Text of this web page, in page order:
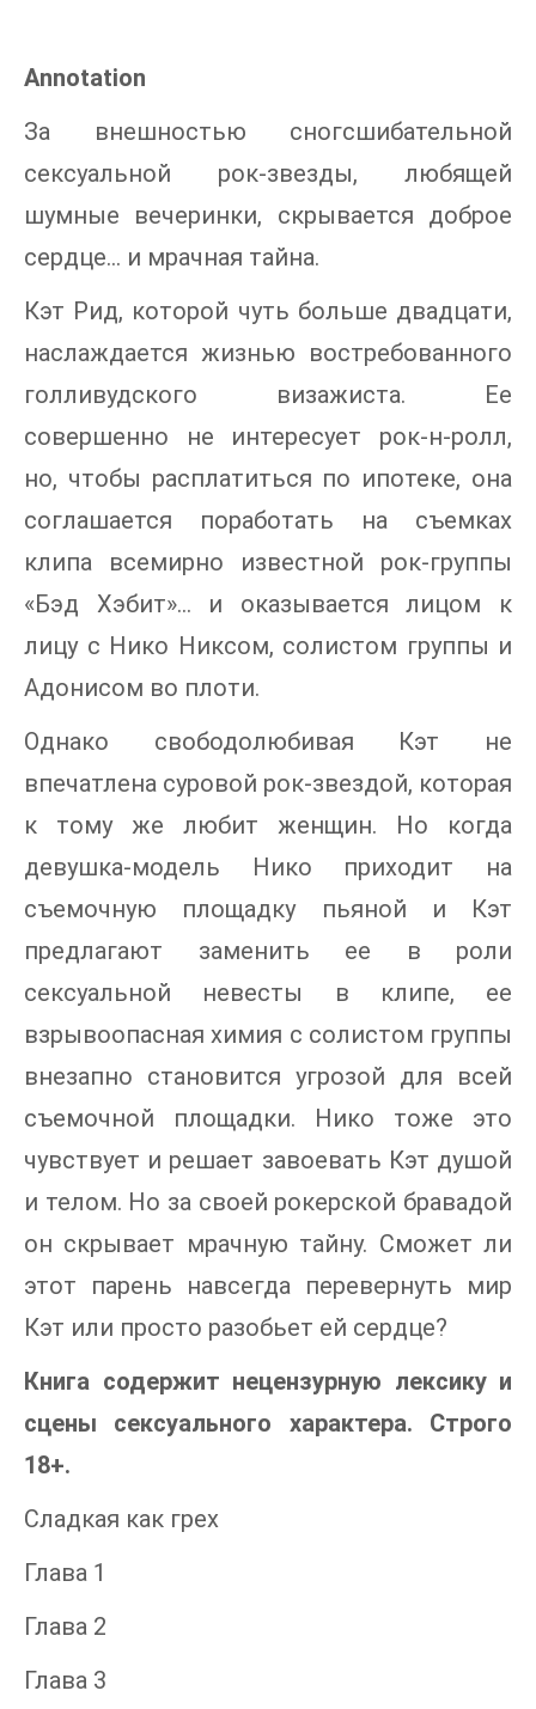
Annotation
За внешностью сногсшибательной
сексуальной рок-звезды, любящей
шумные вечеринки, скрывается доброе
сердце… и мрачная тайна.
Кэт Рид, которой чуть больше двадцати,
наслаждается жизнью востребованного
голливудского визажиста. Ее
совершенно не интересует рок-н-ролл,
но, чтобы расплатиться по ипотеке, она
соглашается поработать на съемках
клипа всемирно известной рок-группы
«Бэд Хэбит»… и оказывается лицом к
лицу с Нико Никсом, солистом группы и
Адонисом во плоти.
Однако свободолюбивая Кэт не
впечатлена суровой рок-звездой, которая
к тому же любит женщин. Но когда
девушка-модель Нико приходит на
съемочную площадку пьяной и Кэт
предлагают заменить ее в роли
сексуальной невесты в клипе, ее
взрывоопасная химия с солистом группы
внезапно становится угрозой для всей
съемочной площадки. Нико тоже это
чувствует и решает завоевать Кэт душой
и телом. Но за своей рокерской бравадой
он скрывает мрачную тайну. Сможет ли
этот парень навсегда перевернуть мир
Кэт или просто разобьет ей сердце?
Книга содержит нецензурную лексику и
сцены сексуального характера. Строго
18+.
Сладкая как грех
Глава 1
Глава 2
Глава 3